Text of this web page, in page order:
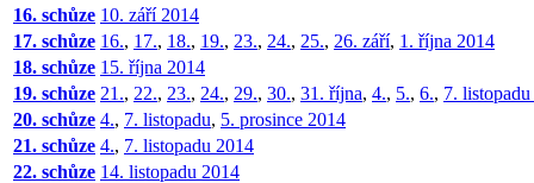
16. schůze 10. září 2014
17. schůze 16., 17., 18., 19., 23., 24., 25., 26. září, 1. října 2014
18. schůze 15. října 2014
19. schůze 21., 22., 23., 24., 29., 30., 31. října, 4., 5., 6., 7.
20. schůze 4., 7. listopadu, 5. prosince 2014
21. schůze 4., 7. listopadu 2014
22. schůze 14. listopadu 2014